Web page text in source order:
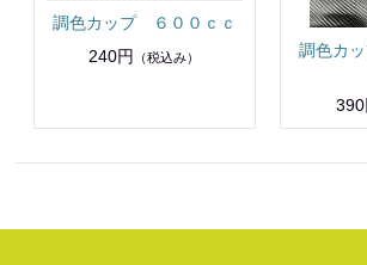
調色カップ ６００ｃｃ
240円
（税込み）
調色カ
390